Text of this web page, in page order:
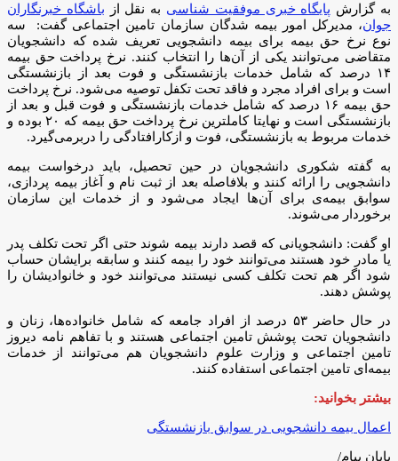
به گزارش پایگاه خبری موفقیت شناسی به نقل از باشگاه خبرنگاران
جوان، مدیرکل امور بیمه شدگان سازمان تامین اجتماعی گفت: سه
نوع نرخ حق بیمه برای بیمه دانشجویی تعریف شده که دانشجویان
متقاضی می‌توانند یکی از آن‌ها را انتخاب کنند. نرخ پرداخت حق بیمه
۱۴ درصد که شامل خدمات بازنشستگی و فوت بعد از بازنشستگی
است و برای افراد مجرد و فاقد تحت تکفل توصیه می‌شود. نرخ پرداخت
حق بیمه ۱۶ درصد که شامل خدمات بازنشستگی و فوت قبل و بعد از
بازنشستگی است و نهایتا کاملترین نرخ پرداخت حق بیمه که ۲۰ بوده و
خدمات مربوط به بازنشستگی، فوت و ازکارافتادگی را دربرمی‌گیرد.
به گفته شکوری دانشجویان در حین تحصیل، باید درخواست بیمه
دانشجویی را ارائه کنند و بلافاصله بعد از ثبت نام و آغاز بیمه پردازی،
سوابق بیمه‌ی برای آن‌ها ایجاد می‌شود و از خدمات این سازمان
برخوردار می‌شوند.
او گفت: دانشجویانی که قصد دارند بیمه شوند حتی اگر تحت تکلف پدر
یا مادر خود هستند می‌توانند خود را بیمه کنند و سابقه برایشان حساب
شود اگر هم تحت تکلف کسی نیستند می‌توانند خود و خانوادیشان را
پوشش دهند.
در حال حاضر ۵۳ درصد از افراد جامعه که شامل خانواده‌ها، زنان و
دانشجویان تحت پوشش تامین اجتماعی هستند و با تفاهم نامه دیروز
تامین اجتماعی و وزارت علوم دانشجویان هم می‌توانند از خدمات
بیمه‌ای تامین اجتماعی استفاده کنند.
بیشتر بخوانید:
اعمال بیمه دانشجویی در سوابق بازنشستگی
پایان پیام/